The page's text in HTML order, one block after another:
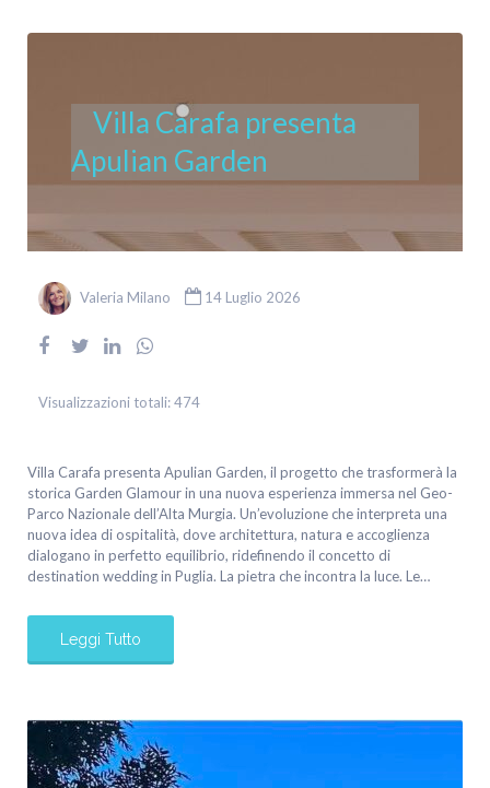
Villa Carafa presenta
Apulian Garden
Valeria Milano 14 Luglio 2026
Visualizzazioni totali:474
Villa Carafa presenta Apulian Garden, il progetto che trasformerà la
storica Garden Glamour in una nuova esperienza immersa nel Geo-
Parco Nazionale dell’Alta Murgia. Un’evoluzione che interpreta una
nuova idea di ospitalità, dove architettura, natura e accoglienza
dialogano in perfetto equilibrio, ridefinendo il concetto di
destination wedding in Puglia. La pietra che incontra la luce. Le…
Leggi Tutto